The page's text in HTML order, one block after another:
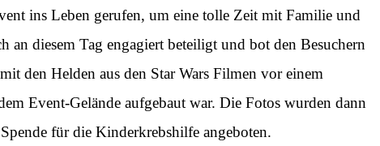
ins Leben gerufen, um eine tolle Zeit mit Familie und
an diesem Tag engagiert beteiligt und bot den Besuchern
den Helden aus den Star Wars Filmen vor einem
Event-Gelände aufgebaut war. Die Fotos wurden dann
für die Kinderkrebshilfe angeboten.